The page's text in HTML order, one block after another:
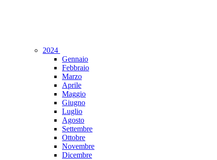
2024
Gennaio
Febbraio
Marzo
Aprile
Maggio
Giugno
Luglio
Agosto
Settembre
Ottobre
Novembre
Dicembre